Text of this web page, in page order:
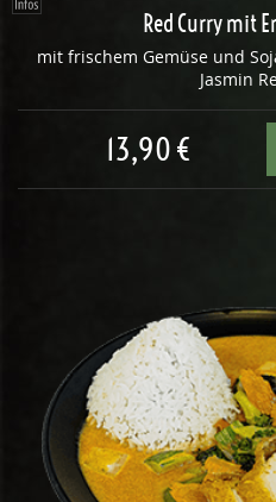
Red Curry mit
mit frischem Gemüse und
Jasmin
13,90 €